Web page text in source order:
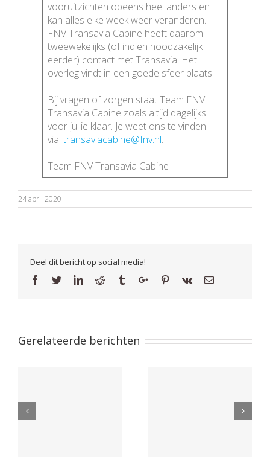
vooruitzichten opeens heel anders en
kan alles elke week weer veranderen.
FNV Transavia Cabine heeft daarom
tweewekelijks (of indien noodzakelijk
eerder) contact met Transavia. Het
overleg vindt in een goede sfeer plaats.
Bij vragen of zorgen staat Team FNV
Transavia Cabine zoals altijd dagelijks
voor jullie klaar. Je weet ons te vinden
via:transaviacabine@fnv.nl.
Team FNV Transavia Cabine
24 april 2020
Deel dit bericht op social media!
Facebook
TwitterLinkedinReddit TumblrGoogle+Pinterest
Vk Email
Gerelateerde berichten